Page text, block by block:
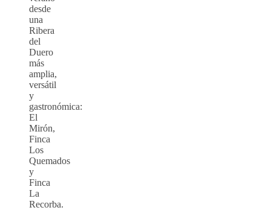
desde
una
Ribera
del
Duero
más
amplia,
versátil
y
gastronómica:
El
Mirón,
Finca
Los
Quemados
y
Finca
La
Recorba.